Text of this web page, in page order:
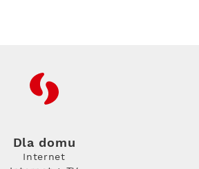
RFC
Dla domu
Internet